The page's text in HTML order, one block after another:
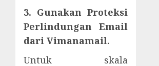
3. Gunakan Proteksi
Perlindungan Email
dari Vimanamail.
Untuk skala